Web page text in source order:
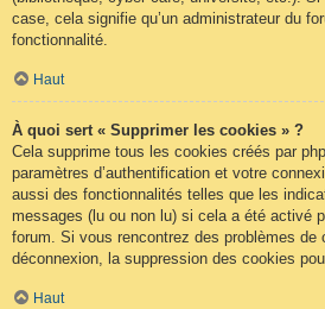
case, cela signifie qu’un administrateur du
fonctionnalité.
Haut
À quoi sert « Supprimer les cookies » ?
Cela supprime tous les cookies créés par
paramètres d’authentification et votre
aussi des fonctionnalités telles que les
messages (lu ou non lu) si cela a été activé
forum. Si vous rencontrez des problèmes de
déconnexion, la suppression des cookies
Haut